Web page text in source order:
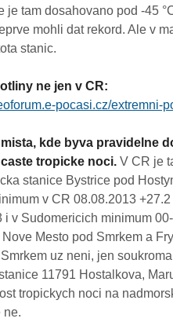
je tam dosahovano pod -45
mohli dat rekord. Ale v
stanic.
ne jen v CR:
pocasi.cz/extremni-
mista, kde byva pravidelne
tropicke noci.V CR je
stanice Bystrice pod
v CR 08.08.2013 +27.2
i v Sudomericich minimum
Mesto pod Smrkem a
uz neni, jen
11791 Hostalkova,
tropickych noci na
ne.